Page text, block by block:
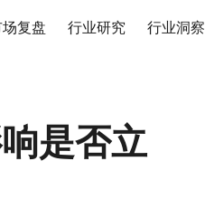
复盘 行业研究 行业洞察
是否立